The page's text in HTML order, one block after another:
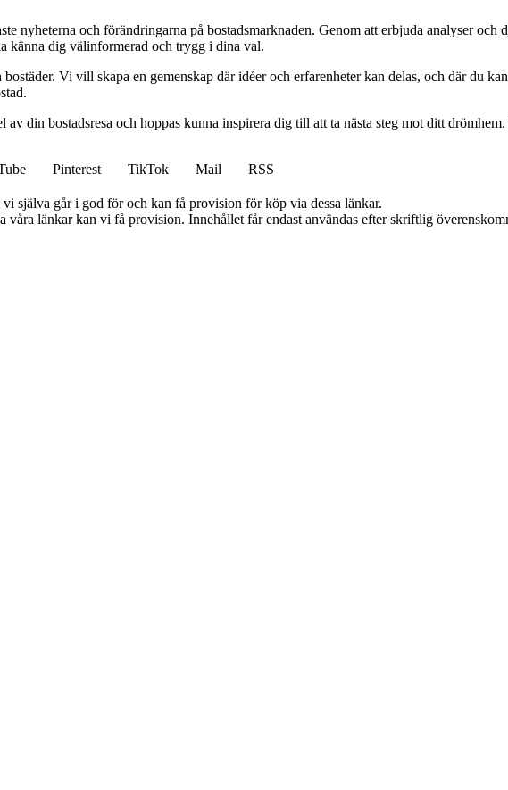
nyheterna och förändringarna på bostadsmarknaden. Genom att erbjuda analyser
känna dig välinformerad och trygg i dina val.
Vi vill skapa en gemenskap där idéer och erfarenheter kan delas, och där du
din bostadsresa och hoppas kunna inspirera dig till att ta nästa steg mot ditt
Pinterest TikTok Mail
RSS
själva går i god för och kan få provision för köp via dessa länkar.
länkar kan vi få provision. Innehållet får endast användas efter skriftlig